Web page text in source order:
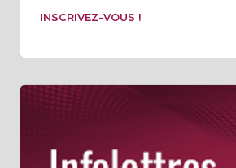
INSCRIVEZ-VOUS !